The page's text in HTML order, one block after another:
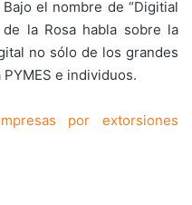
el nombre de “Digitial
de la Rosa habla sobre la
no sólo de los grandes
e individuos.
por extorsiones